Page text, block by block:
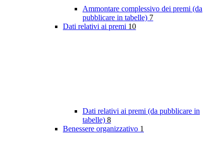
Ammontare complessivo dei premi (da
pubblicare in tabelle) 7
Dati relativi ai premi 10
Dati relativi ai premi (da pubblicare in
tabelle) 8
Benessere organizzativo 1